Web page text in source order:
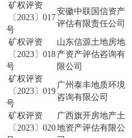
矿权评资
〔2023〕017
号
安徽中联国信资产
评估有限责任公司
矿权评资
〔2023〕018
号
山东信源土地房地
产资产评估咨询有
限公司
矿权评资
〔2023〕019
号
广州泰丰地质环境
咨询有限公司
矿权评资
〔2023〕020
广西旗开房地产土
地资产评估有限公